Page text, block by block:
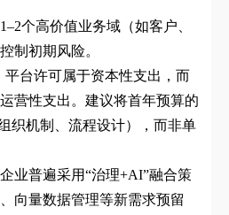
个高价值业务域（如客户、
制初期风险。
平台许可属于资本性支出，而
营性支出。建议将首年预算的
织机制、流程设计），而非单
业普遍采用“治理+AI”融合策
向量数据管理等新需求预留